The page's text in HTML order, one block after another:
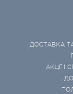
ДОСТАВКА
АКЦІЇ І